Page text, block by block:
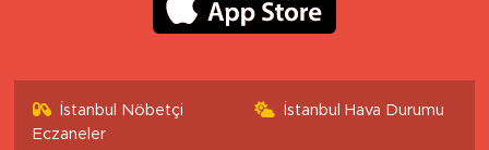
İstanbul Nöbetçi
Eczaneler
İstanbul Hava Durumu